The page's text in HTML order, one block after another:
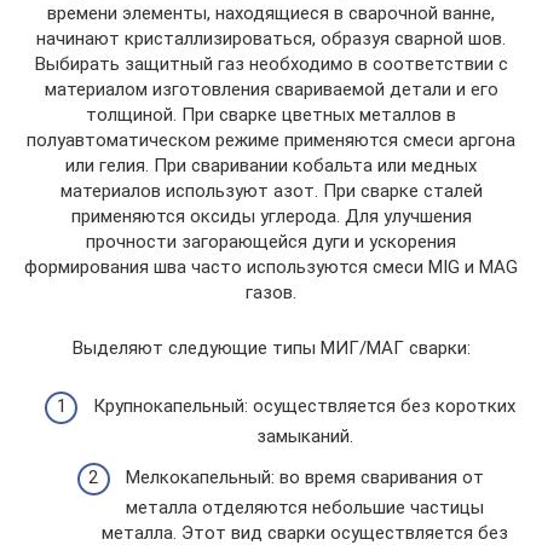
времени элементы, находящиеся в сварочной ванне,
начинают кристаллизироваться, образуя сварной шов.
Выбирать защитный газ необходимо в соответствии с
материалом изготовления свариваемой детали и его
толщиной. При сварке цветных металлов в
полуавтоматическом режиме применяются смеси аргона
или гелия. При сваривании кобальта или медных
материалов используют азот. При сварке сталей
применяются оксиды углерода. Для улучшения
прочности загорающейся дуги и ускорения
формирования шва часто используются смеси MIG и MAG
газов.
Выделяют следующие типы МИГ/МАГ сварки:
Крупнокапельный: осуществляется без коротких
замыканий.
Мелкокапельный: во время сваривания от
металла отделяются небольшие частицы
металла. Этот вид сварки осуществляется без